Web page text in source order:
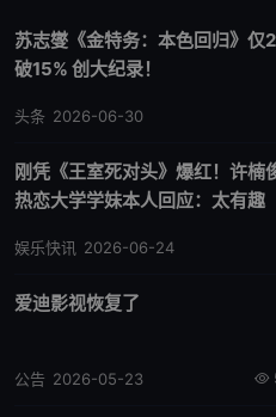
苏志燮《金特务：本色回归》仅
破15% 创大纪录！
头条 2026-06-30
刚凭《王室死对头》爆红！许楠
热恋大学学妹本人回应：太有趣
娱乐快讯 2026-06-24
爱迪影视恢复了
公告 2026-05-23